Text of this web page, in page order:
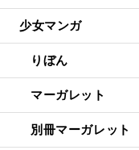
少女マンガ
りぼん
マーガレット
別冊マーガレット